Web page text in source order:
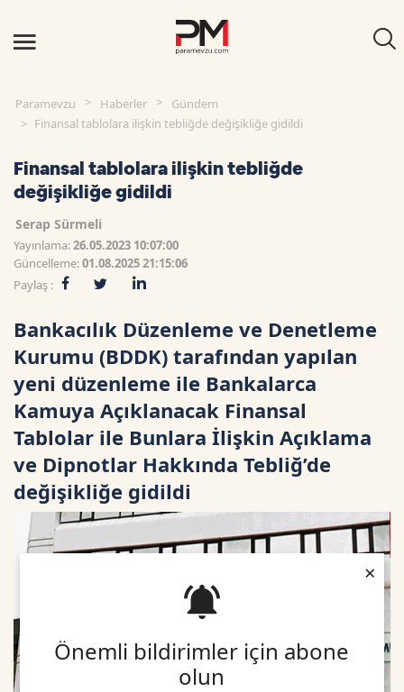
Önemli bildirimler için abone
olun
×
Paramevzu Haberler
Gündem
Finansal tablolara ilişkin tebliğde değişikliğe gidildi
Finansal tablolara ilişkin tebliğde
değişikliğe gidildi
Serap Sürmeli
Yayınlama:26.05.2023 10:07:00
Güncelleme:01.08.2025 21:15:06
Paylaş :
Bankacılık Düzenleme ve Denetleme
Kurumu (BDDK) tarafından yapılan
yeni düzenleme ile Bankalarca
Kamuya Açıklanacak Finansal
Tablolar ile Bunlara İlişkin Açıklama
ve Dipnotlar Hakkında Tebliğ’de
değişikliğe gidildi